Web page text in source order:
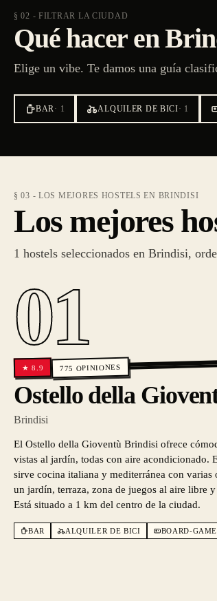
§ 02 - FILTRAR LA CIUDAD
Qué hacer en
Elige un vibe. Te damos una guía
BAR· 1 ALQUILER DE BICI· 1
§ 03 - LOS MEJORES HOSTELS EN BRINDISI
Los mejores
1 hostels seleccionados en Brindisi,
01
★8.9 775 OPINIONES
Ostello della
Brindisi
El Ostello della Gioventù Brindisi ofrece
vistas al jardín, todas con aire acondicionado.
sirve cocina italiana y mediterránea con varias
un jardín, terraza, zona de juegos al aire libre
Está situado a 1 km del centro de la ciudad.
BAR ALQUILER DE BICI BOARD-